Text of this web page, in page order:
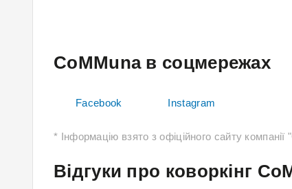
CoMMuna в соцмережах
Facebook Instagram
* Інформацію взято з офіційного сайту
Відгуки про коворкінг